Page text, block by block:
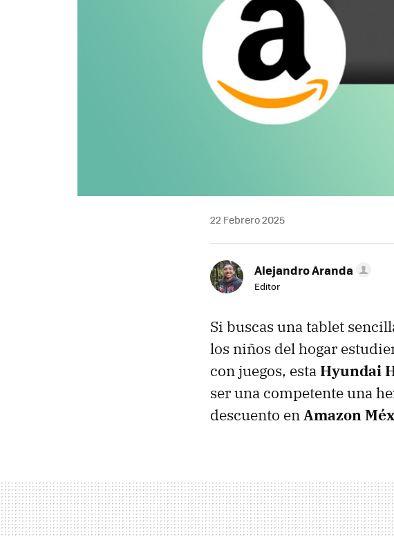
22 Febrero 2025
Alejandro Aranda
Editor
Si buscas una tablet
los niños del hogar
con juegos, estaHyundai
ser una competente una
descuento enAmazon